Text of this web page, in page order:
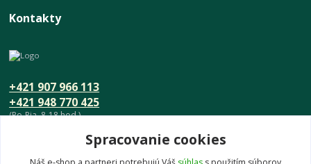
Kontakty
+421 948 770 425
+421 907 966 113
(Po-Pia, 8-18 hod.)
info@umeniedomova.skSpracovanie cookies